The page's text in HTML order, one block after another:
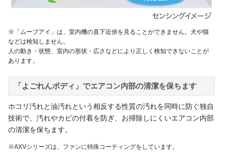
※「ムーブアイ」は、室内機の直下近傍を見ることができません。犬や猫
などは検知しません。
人の動き・状態、室内の形状・広さなどにより正しく検知できないことが
あります。
「よごれんボディ」でエアコン内部の清潔を保ちます
ホコリ汚れと油汚れという相反する性質の汚れを同時に防ぐ独自
技術で、汚れやカビの付着を防ぎ、お掃除しにくいエアコン内部
の清潔を保ちます。
※AXVシリーズは、ファンに特殊コーティングをしています。